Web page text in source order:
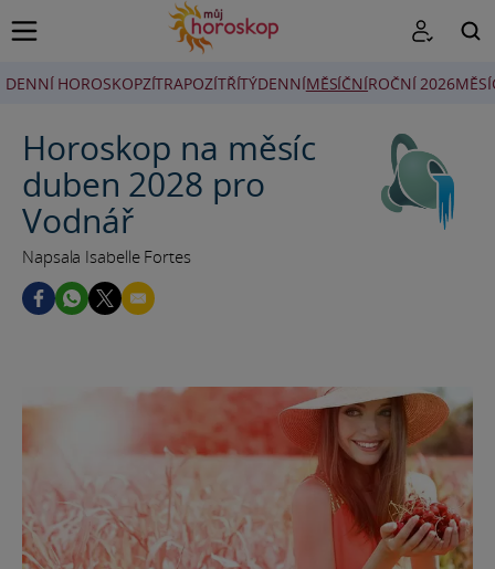
DENNÍ HOROSKOPZÍTRAPOZÍTŘÍTÝDENNÍMĚSÍČNÍROČNÍ 2026
Horoskop na měsíc
duben 2028 pro
Vodnář
Napsala Isabelle Fortes